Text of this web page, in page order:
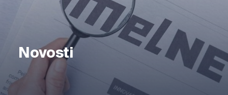
Novosti